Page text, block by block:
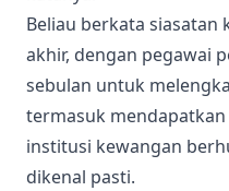
Beliau berkata
akhir, dengan pegawai
sebulan untuk
termasuk
institusi kewangan
dikenal pasti.